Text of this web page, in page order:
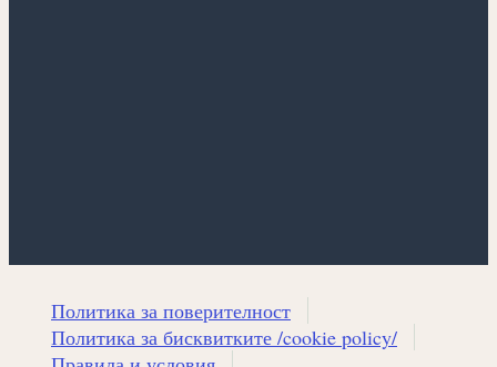
Политика за поверителност
Политика за бисквитките /cookie policy/